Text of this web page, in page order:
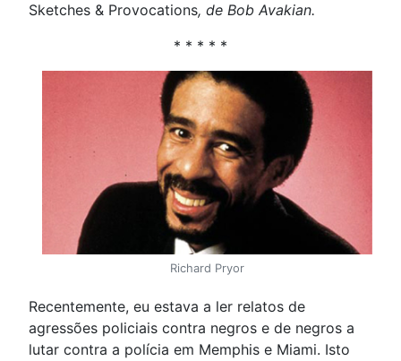
Sketches & Provocations, de Bob Avakian.
* * * * *
Richard Pryor
Recentemente, eu estava a ler relatos de
agressões policiais contra negros e de negros a
lutar contra a polícia em Memphis e Miami. Isto